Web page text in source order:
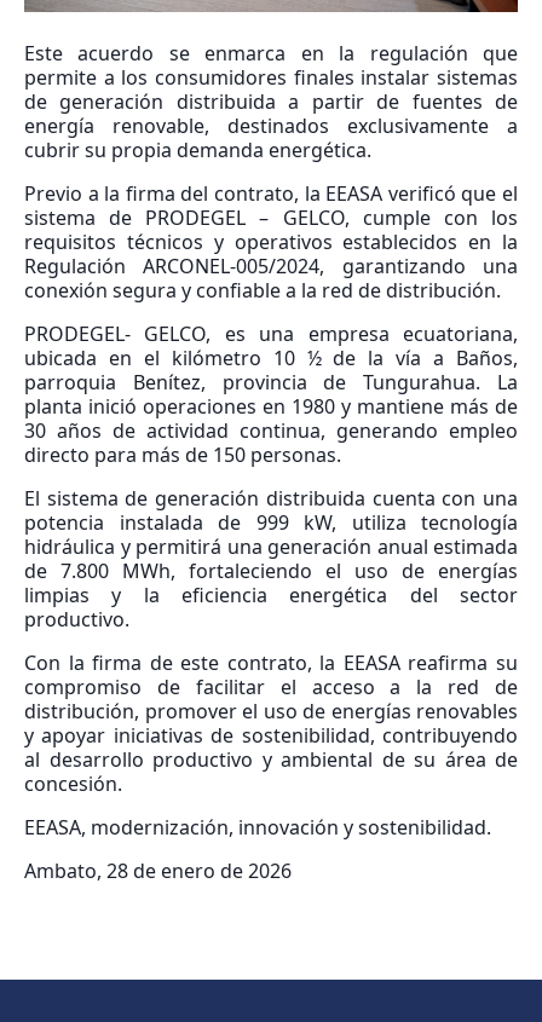
Este acuerdo se enmarca en la regulación que
permite a los consumidores finales instalar sistemas
de generación distribuida a partir de fuentes de
energía renovable, destinados exclusivamente a
cubrir su propia demanda energética.
Previo a la firma del contrato, la EEASA verificó que el
sistema de PRODEGEL – GELCO, cumple con los
requisitos técnicos y operativos establecidos en la
Regulación ARCONEL-005/2024, garantizando una
conexión segura y confiable a la red de distribución.
PRODEGEL- GELCO, es una empresa ecuatoriana,
ubicada en el kilómetro 10 ½ de la vía a Baños,
parroquia Benítez, provincia de Tungurahua. La
planta inició operaciones en 1980 y mantiene más de
30 años de actividad continua, generando empleo
directo para más de 150 personas.
El sistema de generación distribuida cuenta con una
potencia instalada de 999 kW, utiliza tecnología
hidráulica y permitirá una generación anual estimada
de 7.800 MWh, fortaleciendo el uso de energías
limpias y la eficiencia energética del sector
productivo.
Con la firma de este contrato, la EEASA reafirma su
compromiso de facilitar el acceso a la red de
distribución, promover el uso de energías renovables
y apoyar iniciativas de sostenibilidad, contribuyendo
al desarrollo productivo y ambiental de su área de
concesión.
EEASA, modernización, innovación y sostenibilidad.
Ambato, 28 de enero de 2026